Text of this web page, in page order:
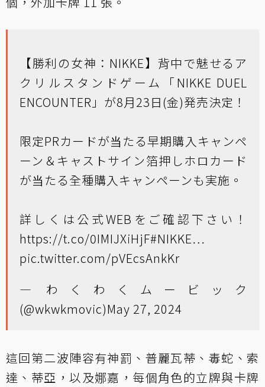
【勝利の女神：NIKKE】背中で魅せるア
クリルスタンドゲーム「NIKKE DUEL
ENCOUNTER」が8月23日(金)発売決定！
限定PRカードが当たる早期購入キャンペ
ーン＆キャストサイン箔押しホロカード
が当たる全種購入キャンペーンも実施。
詳しくは公式WEBをご確認下さい！
https://t.co/0IMIJXiHjF#NIKKE…
pic.twitter.com/pVEcsAnkKr
— わくわくムービック
(@wkwkmovic)May 27, 2024
這回第二波陣容有神罰、普麗瓦蒂、毒蛇、索
達、蒂亞，以及娜嘉，每個角色的立牌與卡牌